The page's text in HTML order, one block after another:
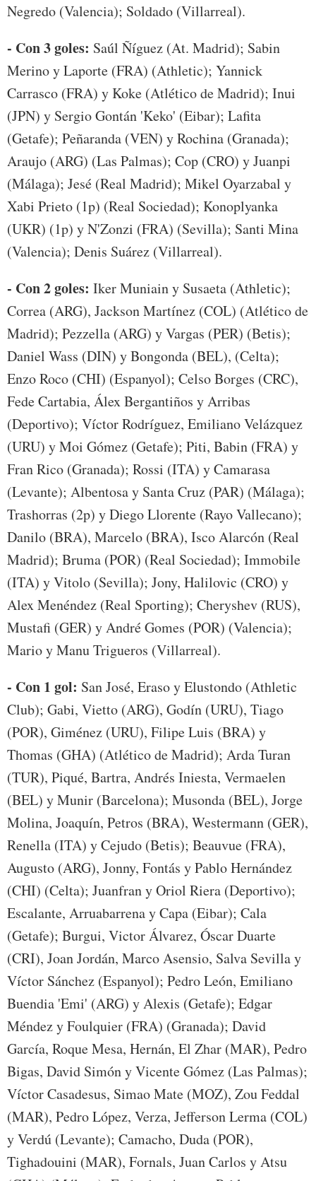
Negredo (Valencia); Soldado (Villarreal).
- Con 3 goles: Saúl Ñíguez (At. Madrid); Sabin
Merino y Laporte (FRA) (Athletic); Yannick
Carrasco (FRA) y Koke (Atlético de Madrid); Inui
(JPN) y Sergio Gontán 'Keko' (Eibar); Lafita
(Getafe); Peñaranda (VEN) y Rochina (Granada);
Araujo (ARG) (Las Palmas); Cop (CRO) y Juanpi
(Málaga); Jesé (Real Madrid); Mikel Oyarzabal y
Xabi Prieto (1p) (Real Sociedad); Konoplyanka
(UKR) (1p) y N'Zonzi (FRA) (Sevilla); Santi Mina
(Valencia); Denis Suárez (Villarreal).
- Con 2 goles: Iker Muniain y Susaeta (Athletic);
Correa (ARG), Jackson Martínez (COL) (Atlético de
Madrid); Pezzella (ARG) y Vargas (PER) (Betis);
Daniel Wass (DIN) y Bongonda (BEL), (Celta);
Enzo Roco (CHI) (Espanyol); Celso Borges (CRC),
Fede Cartabia, Álex Bergantiños y Arribas
(Deportivo); Víctor Rodríguez, Emiliano Velázquez
(URU) y Moi Gómez (Getafe); Piti, Babin (FRA) y
Fran Rico (Granada); Rossi (ITA) y Camarasa
(Levante); Albentosa y Santa Cruz (PAR) (Málaga);
Trashorras (2p) y Diego Llorente (Rayo Vallecano);
Danilo (BRA), Marcelo (BRA), Isco Alarcón (Real
Madrid); Bruma (POR) (Real Sociedad); Immobile
(ITA) y Vitolo (Sevilla); Jony, Halilovic (CRO) y
Alex Menéndez (Real Sporting); Cheryshev (RUS),
Mustafi (GER) y André Gomes (POR) (Valencia);
Mario y Manu Trigueros (Villarreal).
- Con 1 gol: San José, Eraso y Elustondo (Athletic
Club); Gabi, Vietto (ARG), Godín (URU), Tiago
(POR), Giménez (URU), Filipe Luis (BRA) y
Thomas (GHA) (Atlético de Madrid); Arda Turan
(TUR), Piqué, Bartra, Andrés Iniesta, Vermaelen
(BEL) y Munir (Barcelona); Musonda (BEL), Jorge
Molina, Joaquín, Petros (BRA), Westermann (GER),
Renella (ITA) y Cejudo (Betis); Beauvue (FRA),
Augusto (ARG), Jonny, Fontás y Pablo Hernández
(CHI) (Celta); Juanfran y Oriol Riera (Deportivo);
Escalante, Arruabarrena y Capa (Eibar); Cala
(Getafe); Burgui, Victor Álvarez, Óscar Duarte
(CRI), Joan Jordán, Marco Asensio, Salva Sevilla y
Víctor Sánchez (Espanyol); Pedro León, Emiliano
Buendia 'Emi' (ARG) y Alexis (Getafe); Edgar
Méndez y Foulquier (FRA) (Granada); David
García, Roque Mesa, Hernán, El Zhar (MAR), Pedro
Bigas, David Simón y Vicente Gómez (Las Palmas);
Víctor Casadesus, Simao Mate (MOZ), Zou Feddal
(MAR), Pedro López, Verza, Jefferson Lerma (COL)
y Verdú (Levante); Camacho, Duda (POR),
Tighadouini (MAR), Fornals, Juan Carlos y Atsu